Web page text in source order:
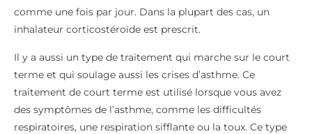
comme une fois par jour. Dans la plupart des cas, un
inhalateur corticostéroïde est prescrit.
Il y a aussi un type de traitement qui marche sur le court
terme et qui soulage aussi les crises d’asthme. Ce
traitement de court terme est utilisé lorsque vous avez
des symptômes de l’asthme, comme les difficultés
respiratoires, une respiration sifflante ou la toux. Ce type